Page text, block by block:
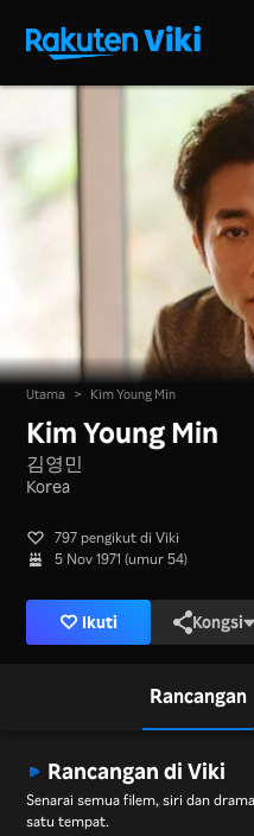
Utama > Kim Young Min
Kim Young Min
김영민
Korea
797 pengikut di Viki
5 Nov 1971 (umur 54)
Ikuti Kongsi
Rancangan
Rancangan di Viki
Senarai semua filem, siri dan
satu tempat.